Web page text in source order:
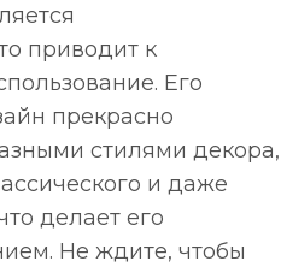
приводит к
Его
прекрасно
стилями декора,
и даже
делает его
Не ждите, чтобы